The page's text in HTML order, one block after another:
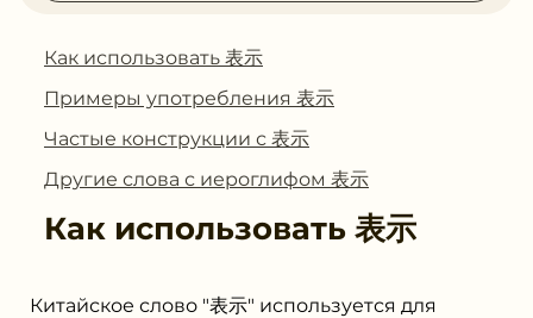
Как использовать 表示
Примеры употребления 表示
Частые конструкции с 表示
Другие слова с иероглифом 表示
Как использовать 表示
Китайское слово "表示" используется для